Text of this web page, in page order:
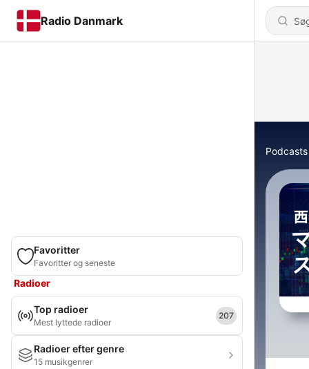
Radio Danmark
Favoritter
Favoritter og seneste
Radioer
Top radioer
Mest lyttede radioer
207
Radioer efter genre
15 musikgenrer
Podcasts